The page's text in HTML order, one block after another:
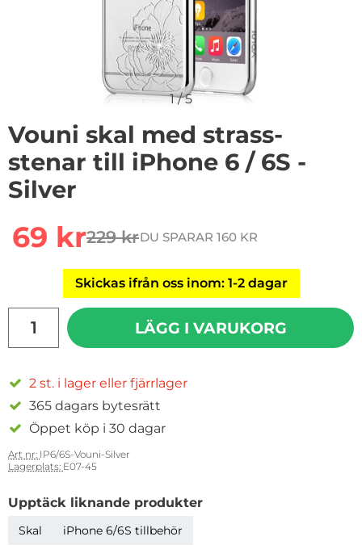
1/5
Vouni skal med strass-
stenar till iPhone 6 / 6S -
Silver
rea pris
69 krtidigare pris
229 krDU SPARAR 160 KR
Skickas ifrån oss inom: 1-2 dagar
LÄGG I VARUKORG
2 st. i lager eller fjärrlager
365 dagars bytesrätt
Öppet köp i 30 dagar
Art nr: IP6/6S-Vouni-Silver
Lagerplats: E07-45
Upptäck liknande produkter
Skal iPhone 6/6S tillbehör